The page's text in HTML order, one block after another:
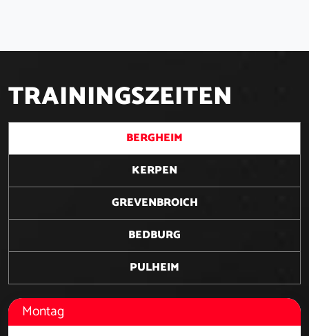
TRAININGSZEITEN
BERGHEIM
KERPEN
GREVENBROICH
BEDBURG
PULHEIM
Montag